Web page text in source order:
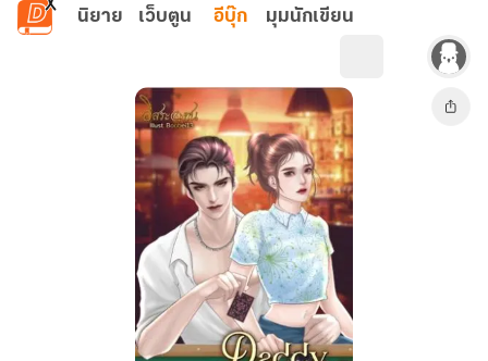
ข้ามไปยังเนื้อหาหลัก
นิยาย เว็บตูน อีบุ๊ก มุมนักเขียน